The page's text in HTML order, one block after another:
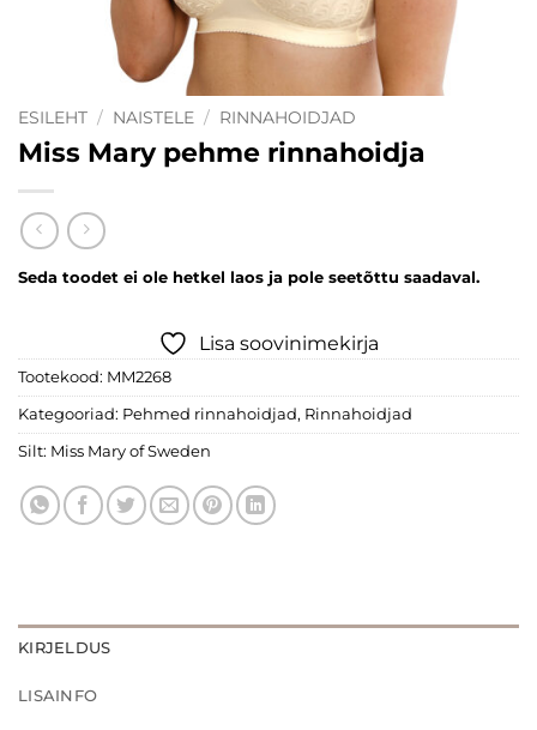
ESILEHT / NAISTELE / RINNAHOIDJAD
Miss Mary pehme rinnahoidja
Seda toodet ei ole hetkel laos ja pole seetõttu saadaval.
Lisa soovinimekirja
Tootekood: MM2268
Kategooriad: Pehmed rinnahoidjad, Rinnahoidjad
Silt: Miss Mary of Sweden
KIRJELDUS
LISAINFO